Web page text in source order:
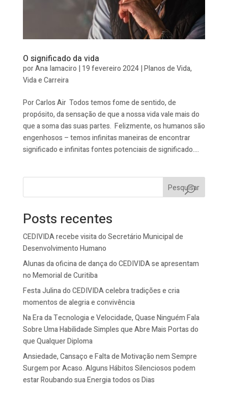
O significado da vida
porAna Iamaciro |19 fevereiro 2024|Planos de Vida,
Vida e Carreira
Por Carlos Air Todos temos fome de sentido, de
propósito, da sensação de que a nossa vida vale mais do
que a soma das suas partes. Felizmente, os humanos são
engenhosos – temos infinitas maneiras de encontrar
significado e infinitas fontes potenciais de significado....
Pesquisar
Posts recentes
CEDIVIDA recebe visita do Secretário Municipal de
Desenvolvimento Humano
Alunas da oficina de dança do CEDIVIDA se apresentam
no Memorial de Curitiba
Festa Julina do CEDIVIDA celebra tradições e cria
momentos de alegria e convivência
Na Era da Tecnologia e Velocidade, Quase Ninguém Fala
Sobre Uma Habilidade Simples que Abre Mais Portas do
que Qualquer Diploma
Ansiedade, Cansaço e Falta de Motivação nem Sempre
Surgem por Acaso. Alguns Hábitos Silenciosos podem
estar Roubando sua Energia todos os Dias